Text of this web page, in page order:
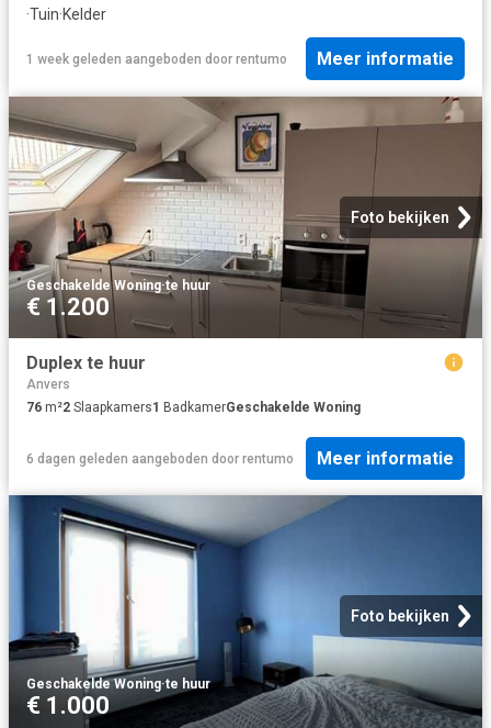
·Tuin·Kelder
1 week geleden aangeboden door rentumo Meer informatie
Foto bekijken
Geschakelde Woning·te huur
€ 1.200
Duplex te huur
Anvers
76 m²2 Slaapkamers1 BadkamerGeschakelde Woning
6 dagen geleden aangeboden door rentumo Meer informatie
Foto bekijken
Geschakelde Woning·te huur
€ 1.000